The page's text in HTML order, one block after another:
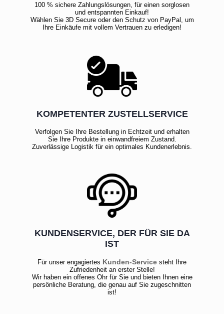
100 % sichere Zahlungslösungen, für einen sorglosen
und entspannten Einkauf!
Wählen Sie 3D Secure oder den Schutz von PayPal, um
Ihre Einkäufe mit vollem Vertrauen zu erledigen!
KOMPETENTER ZUSTELLSERVICE
Verfolgen Sie Ihre Bestellung in Echtzeit und erhalten
Sie Ihre Produkte in einwandfreiem Zustand.
Zuverlässige Logistik für ein optimales Kundenerlebnis.
KUNDENSERVICE, DER FÜR SIE DA
IST
Für unser engagiertes Kunden-Service steht Ihre
Zufriedenheit an erster Stelle!
Wir haben ein offenes Ohr für Sie und bieten Ihnen eine
persönliche Beratung, die genau auf Sie zugeschnitten
ist!